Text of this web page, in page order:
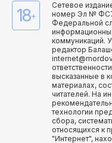
18+
Сетевое
номер Эл №
Федеральной
коммуникаций.
редактор
высказанные в
материалах,
читателей. На
технологии
сбора,
относящихся к
"Интернет",